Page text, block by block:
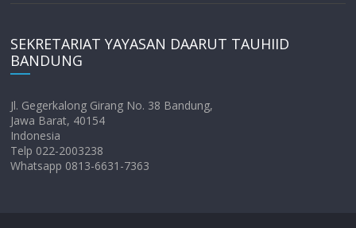
SEKRETARIAT YAYASAN DAARUT TAUHIID
BANDUNG
Jl. Gegerkalong Girang No. 38 Bandung,
Jawa Barat, 40154
Indonesia
Telp 022-2003238
Whatsapp 0813-6631-7363